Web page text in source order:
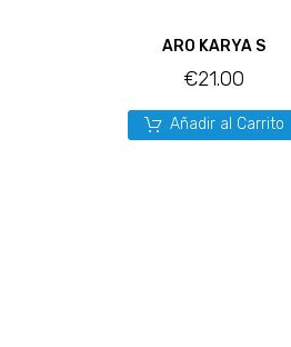
ARO KARYA S
€21.00
Añadir al Carrito